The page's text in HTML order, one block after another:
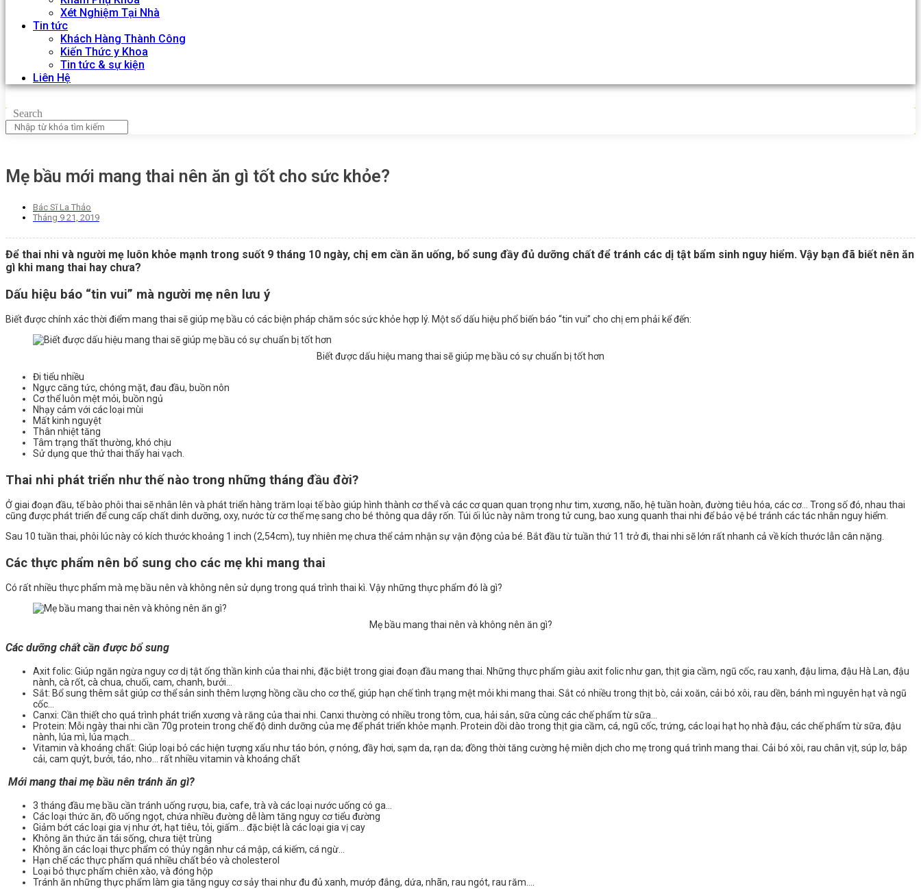
Xét Nghiệm Tại Nhà
Tin tức
Khách Hàng Thành Công
Kiến Thức y Khoa
Tin tức & sự kiện
Liên Hệ
Search
Mẹ bầu mới mang thai nên ăn gì tốt cho sức khỏe?
Bác Sĩ La Thảo
Tháng 9 21, 2019
Để thai nhi và người mẹ luôn khỏe mạnh trong suốt 9 tháng 10 ngày, chị em cần ăn uống, bổ sung đầy đủ dưỡng chất để tránh các dị tật bẩm sinh nguy hiểm. Vậy bạn đã biết nên ăn
gì khi mang thai hay chưa?
Dấu hiệu báo “tin vui” mà người mẹ nên lưu ý
Biết được chính xác thời điểm mang thai sẽ giúp mẹ bầu có các biện pháp chăm sóc sức khỏe hợp lý. Một số dấu hiệu phổ biến báo “tin vui” cho chị em phải kể đến:
Biết được dấu hiệu mang thai sẽ giúp mẹ bầu có sự chuẩn bị tốt hơn
Đi tiểu nhiều
Ngực căng tức, chóng mặt, đau đầu, buồn nôn
Cơ thể luôn mệt mỏi, buồn ngủ
Nhạy cảm với các loại mùi
Mất kinh nguyệt
Thân nhiệt tăng
Tâm trạng thất thường, khó chịu
Sử dụng que thử thai thấy hai vạch.
Thai nhi phát triển như thế nào trong những tháng đầu đời?
Ở giai đoạn đầu, tế bào phôi thai sẽ nhân lên và phát triển hàng trăm loại tế bào giúp hình thành cơ thể và các cơ quan quan trọng như tim, xương, não, hệ tuần hoàn, đường tiêu hóa, các cơ… Trong số đó, nhau thai
cũng được phát triển để cung cấp chất dinh dưỡng, oxy, nước từ cơ thể mẹ sang cho bé thông qua dây rốn. Túi ối lúc này nằm trong tử cung, bao xung quanh thai nhi để bảo vệ bé tránh các tác nhân nguy hiểm.
Sau 10 tuần thai, phôi lúc này có kích thước khoảng 1 inch (2,54cm), tuy nhiên mẹ chưa thể cảm nhận sự vận động của bé. Bắt đầu từ tuần thứ 11 trở đi, thai nhi sẽ lớn rất nhanh cả về kích thước lẫn cân nặng.
Các thực phẩm nên bổ sung cho các mẹ khi mang thai
Có rất nhiều thực phẩm mà mẹ bầu nên và không nên sử dụng trong quá trình thai kì. Vậy những thực phẩm đó là gì?
Mẹ bầu mang thai nên và không nên ăn gì?
Các dưỡng chất cần được bổ sung
Axit folic: Giúp ngăn ngừa nguy cơ dị tật ống thần kinh của thai nhi, đặc biệt trong giai đoạn đầu mang thai. Những thực phẩm giàu axit folic như gan, thịt gia cầm, ngũ cốc, rau xanh, đậu lima, đậu Hà Lan, đậu
nành, cà rốt, cà chua, chuối, cam, chanh, bưởi…
Sắt: Bổ sung thêm sắt giúp cơ thể sản sinh thêm lượng hồng cầu cho cơ thể, giúp hạn chế tình trạng mệt mỏi khi mang thai. Sắt có nhiều trong thịt bò, cải xoăn, cải bó xôi, rau dền, bánh mì nguyên hạt và ngũ
cốc…
Canxi: Cần thiết cho quá trình phát triển xương và răng của thai nhi. Canxi thường có nhiều trong tôm, cua, hải sản, sữa cùng các chế phẩm từ sữa…
Protein: Mỗi ngày thai nhi cần 70g protein trong chế độ dinh dưỡng của mẹ để phát triển khỏe mạnh. Protein dồi dào trong thịt gia cầm, cá, ngũ cốc, trứng, các loại hạt họ nhà đậu, các chế phẩm từ sữa, đậu
nành, lúa mì, lúa mạch…
Vitamin và khoáng chất: Giúp loại bỏ các hiện tượng xấu như táo bón, ợ nóng, đầy hơi, sạm da, rạn da; đồng thời tăng cường hệ miễn dịch cho mẹ trong quá trình mang thai. Cải bó xôi, rau chân vịt, súp lơ, bắp
cải, cam quýt, bưởi, táo, nho… rất nhiều vitamin và khoáng chất
Mới mang thai mẹ bầu nên tránh ăn gì?
3 tháng đầu mẹ bầu cần tránh uống rượu, bia, cafe, trà và các loại nước uống có ga…
Các loại thức ăn, đồ uống ngọt, chứa nhiều đường dễ làm tăng nguy cơ tiểu đường
Giảm bớt các loại gia vị như ớt, hạt tiêu, tỏi, giấm… đặc biệt là các loại gia vị cay
Không ăn thức ăn tái sống, chưa tiệt trùng
Không ăn các loại thực phẩm có thủy ngân như cá mập, cá kiếm, cá ngừ…
Hạn chế các thực phẩm quá nhiều chất béo và cholesterol
Loại bỏ thực phẩm chiên xào, và đóng hộp
Tránh ăn những thực phẩm làm gia tăng nguy cơ sảy thai như đu đủ xanh, mướp đắng, dứa, nhãn, rau ngót, rau răm….